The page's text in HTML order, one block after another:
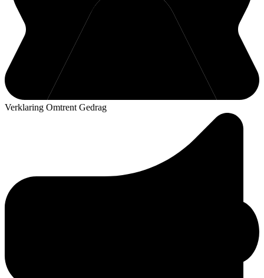
Verklaring Omtrent Gedrag